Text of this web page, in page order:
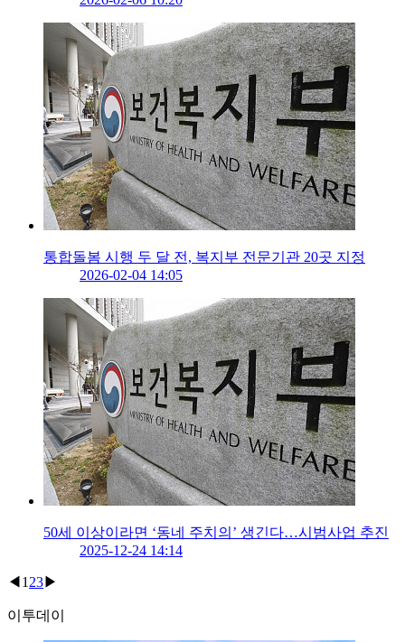
통합돌봄 시행 두 달 전, 복지부 전문기관 20곳 지정
2026-02-04 14:05
50세 이상이라면 ‘동네 주치의’ 생긴다…시범사업 추진
2025-12-24 14:14
◀ 1 23▶
이투데이